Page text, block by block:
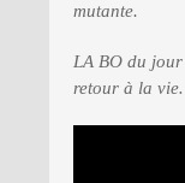
mutante.
LA BO du
retour à la